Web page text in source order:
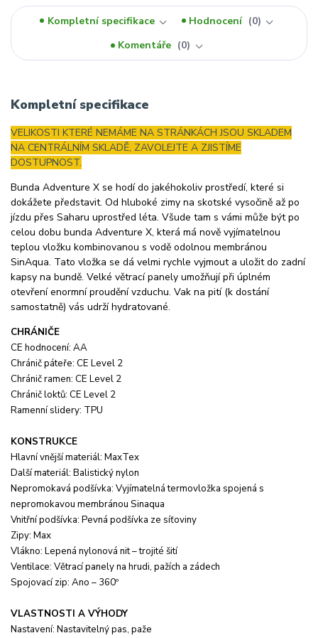
Kompletní specifikace Hodnocení
0
Komentáře
0
Kompletní specifikace
VELIKOSTI KTERÉ NEMÁME NA STRÁNKÁCH JSOU SKLADEM
NA CENTRÁLNÍM SKLADĚ, ZAVOLEJTE A ZJISTÍME
DOSTUPNOST.
Bunda Adventure X se hodí do jakéhokoliv prostředí, které si
dokážete představit. Od hluboké zimy na skotské vysočině až po
jízdu přes Saharu uprostřed léta. Všude tam s vámi může být po
celou dobu bunda Adventure X, která má nově vyjímatelnou
teplou vložku kombinovanou s vodě odolnou membránou
SinAqua. Tato vložka se dá velmi rychle vyjmout a uložit do zadní
kapsy na bundě. Velké větrací panely umožňují při úplném
otevření enormní proudění vzduchu. Vak na pití (k dostání
samostatně) vás udrží hydratované.
CHRÁNIČE
CE hodnocení: AA
Chránič páteře: CE Level 2
Chránič ramen: CE Level 2
Chránič loktů: CE Level 2
Ramenní slidery: TPU
KONSTRUKCE
Hlavní vnější materiál: MaxTex
Další materiál: Balistický nylon
Nepromokavá podšívka: Vyjímatelná termovložka spojená s
nepromokavou membránou Sinaqua
Vnitřní podšívka: Pevná podšívka ze síťoviny
Zipy: Max
Vlákno: Lepená nylonová nit – trojité šití
Ventilace: Větrací panely na hrudi, pažích a zádech
Spojovací zip: Ano – 360º
VLASTNOSTI A VÝHODY
Nastavení: Nastavitelný pas, paže